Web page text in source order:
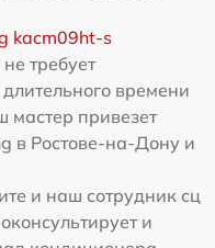
kacm09ht-s
требует
времени
мастер привезет
в Ростове-на-Дону и
и наш сотрудник сц
и